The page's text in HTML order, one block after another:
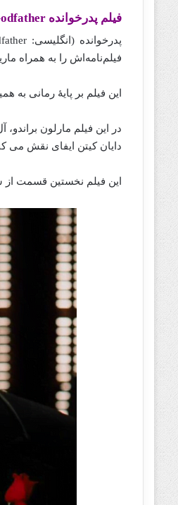
فیلم پدرخوانده The Godfather
فیلم‌نامه‌اش را به همراه
این فیلم بر پایهٔ رمانی به
در این فیلم مارلون
دایان کیتن ایفای نقش می‌
این فیلم نخستین قسمت از